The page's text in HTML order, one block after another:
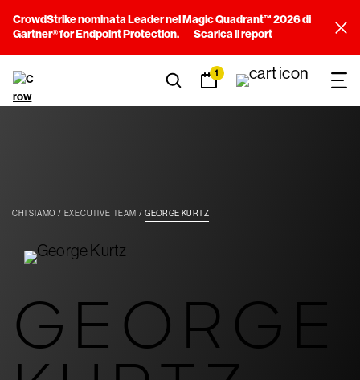
CrowdStrike nominata Leader nel Magic Quadrant™ 2026 di
Gartner® for Endpoint Protection.
Scarica il report
1
CHI SIAMO EXECUTIVE TEAM GEORGE KURTZ
GEORGE